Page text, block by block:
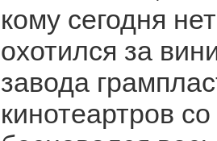
кому сегодня
охотился за
завода
кинотеартров